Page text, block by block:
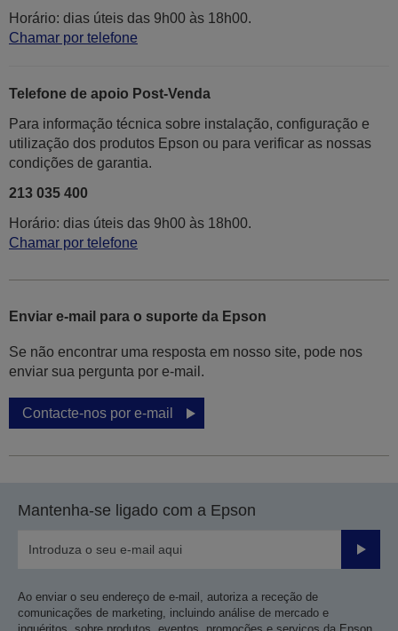
Horário: dias úteis das 9h00 às 18h00.
Chamar por telefone
Telefone de apoio Post-Venda
Para informação técnica sobre instalação, configuração e
utilização dos produtos Epson ou para verificar as nossas
condições de garantia.
213 035 400
Horário: dias úteis das 9h00 às 18h00.
Chamar por telefone
Enviar e-mail para o suporte da Epson
Se não encontrar uma resposta em nosso site, pode nos
enviar sua pergunta por e-mail.
Contacte-nos por e-mail
Mantenha-se ligado com a Epson
Enviar
Ao enviar o seu endereço de e-mail, autoriza a receção de
comunicações de marketing, incluindo análise de mercado e